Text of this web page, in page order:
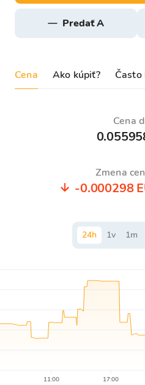
predať A
Cena Ako kúpiť? Často
Cena
Zmena
-0.000298
24h 1v 1m
11:00 17:00